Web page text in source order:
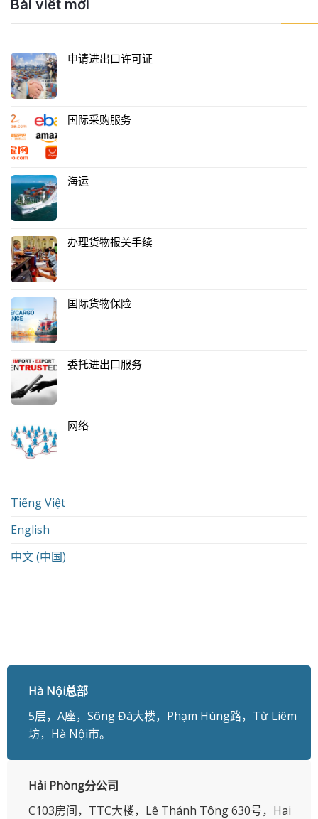
Bài viết mới
申请进出口许可证
国际采购服务
海运
办理货物报关手续
国际货物保险
委托进出口服务
网络
Tiếng Việt
English
中文 (中国)
Hà Nội总部
5层，A座，Sông Đà大楼，Phạm Hùng路，Từ Liêm
坊，Hà Nội市。
Hải Phòng分公司
C103房间，TTC大楼，Lê Thánh Tông 630号，Hai